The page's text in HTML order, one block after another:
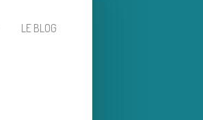
LE BLOG